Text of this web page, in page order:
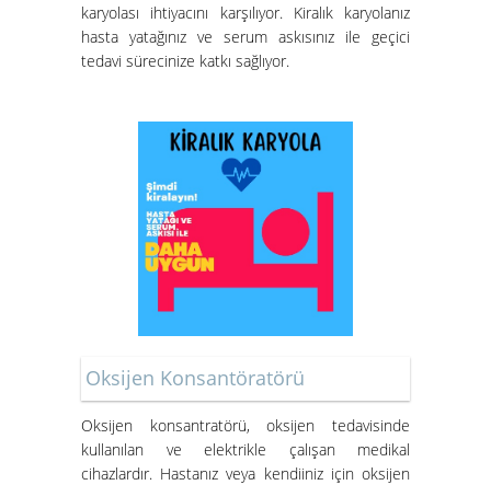
karyolası ihtiyacını karşılıyor. Kiralık karyolanız
hasta yatağınız ve serum askısınız ile geçici
tedavi sürecinize katkı sağlıyor.
Oksijen Konsantöratörü
Oksijen konsantratörü, oksijen tedavisinde
kullanılan ve elektrikle çalışan medikal
cihazlardır. Hastanız veya kendiiniz için oksijen